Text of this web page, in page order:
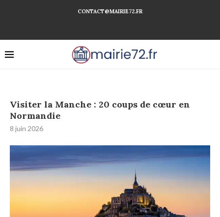
CONTACT@MAIRIE72.FR
Visiter la Manche : 20 coups de cœur en
Normandie
8 juin 2026